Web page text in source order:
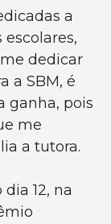
a
dedicar
a SBM, é
ganha, pois
me
a tutora.
12, na